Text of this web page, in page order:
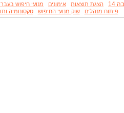
14 הצגת תוצאות אימונים מנועי חיפוש
פיתוח מנהלים
שוק מנועי החיפוש טקסונומיה